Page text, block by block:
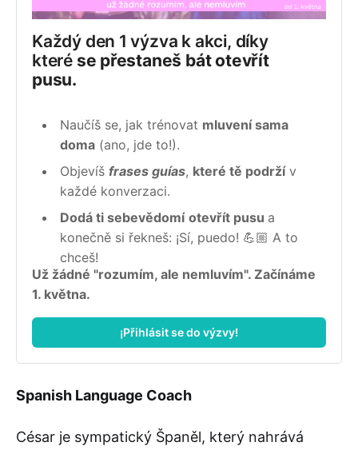
Každý den 1 výzva k akci, díky
které se přestaneš bát otevřít
pusu.
Naučíš se, jak trénovat mluvení sama
doma (ano, jde to!).
Objevíš frases guías, které tě podrží v
každé konverzaci.
Dodá ti sebevědomí otevřít pusu a
konečně si řekneš: ¡Sí, puedo! 💪🏼 A to
chceš!
Už žádné "rozumím, ale nemluvím". Začínáme
1. května.
¡Přihlásit se do výzvy!
Spanish Language Coach
César je sympatický Španěl, který nahrává